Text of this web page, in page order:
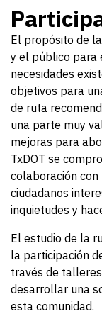
El propósito de
y el público para
necesidades
objetivos para
de ruta
una parte muy
mejoras para
TxDOT se
colaboración
ciudadanos
inquietudes y
El estudio de la
la participación
través de
desarrollar una
esta comunidad.